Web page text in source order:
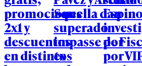
promociones
2x1 y
descuentos
en distintos
Squella dan
superado
impasse por
ex
de
por